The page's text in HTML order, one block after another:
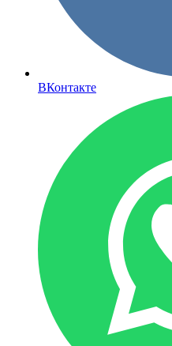
ВКонтакте